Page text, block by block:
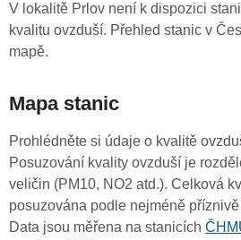
V lokalitě Prlov není k dispozici
kvalitu ovzduší. Přehled stanic v
mapě.
Mapa stanic
Prohlédněte si údaje o kvalitě
Posuzování kvality ovzduší je
veličin (PM10, NO2 atd.). Celková
posuzována podle nejméně
Data jsou měřena na stanicích